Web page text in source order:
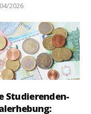
2026
Studierenden-